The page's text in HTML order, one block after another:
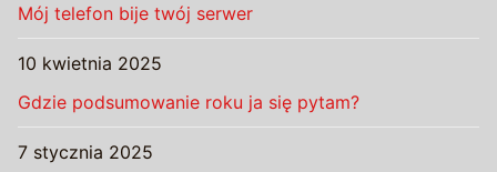
Mój telefon bije twój serwer
10 kwietnia 2025
Gdzie podsumowanie roku ja się pytam?
7 stycznia 2025